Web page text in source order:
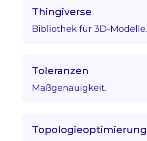
Thingiverse
Bibliothek für 3D-Modelle.
Toleranzen
Maßgenauigkeit.
Topologieoptimierung